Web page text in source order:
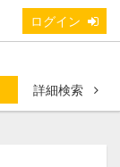
ログイン
詳細検索